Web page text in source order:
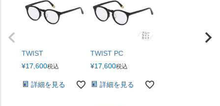
TWIST
¥17,600税込
詳細を見る
TWIST PC
¥17,600税込
詳細を見る